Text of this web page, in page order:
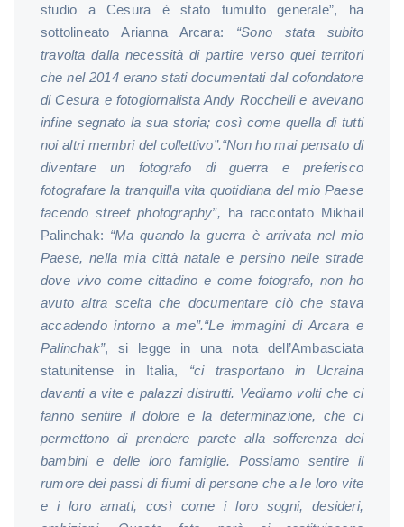
studio a Cesura è stato tumulto generale”, ha
sottolineato Arianna Arcara: “Sono stata subito
travolta dalla necessità di partire verso quei territori
che nel 2014 erano stati documentati dal cofondatore
di Cesura e fotogiornalista Andy Rocchelli e avevano
infine segnato la sua storia; così come quella di tutti
noi altri membri del collettivo”.“Non ho mai pensato di
diventare un fotografo di guerra e preferisco
fotografare la tranquilla vita quotidiana del mio Paese
facendo street photography”, ha raccontato Mikhail
Palinchak: “Ma quando la guerra è arrivata nel mio
Paese, nella mia città natale e persino nelle strade
dove vivo come cittadino e come fotografo, non ho
avuto altra scelta che documentare ciò che stava
accadendo intorno a me”.“Le immagini di Arcara e
Palinchak”, si legge in una nota dell’Ambasciata
statunitense in Italia, “ci trasportano in Ucraina
davanti a vite e palazzi distrutti. Vediamo volti che ci
fanno sentire il dolore e la determinazione, che ci
permettono di prendere parete alla sofferenza dei
bambini e delle loro famiglie. Possiamo sentire il
rumore dei passi di fiumi di persone che a le loro vite
e i loro amati, così come i loro sogni, desideri,